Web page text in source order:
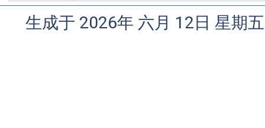
生成于 2026年 六月 12日 星期